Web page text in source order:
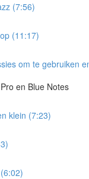
(7:56)
(11:17)
om te gebruiken
en Blue Notes
klein (7:23)